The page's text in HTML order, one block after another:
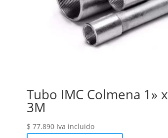
Tubo IMC Colmena 1» x
3M
$ 77.890 Iva incluido